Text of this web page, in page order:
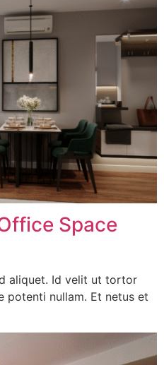
Space
aliquet. Id velit ut tortor
potenti nullam. Et netus et